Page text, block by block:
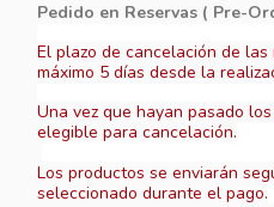
Pedido en Reservas ( Pre-
El plazo de cancelación de
máximo 5 días desde la
Una vez que hayan pasado
elegible para cancelación.
Los productos se enviarán
seleccionado durante el pago.